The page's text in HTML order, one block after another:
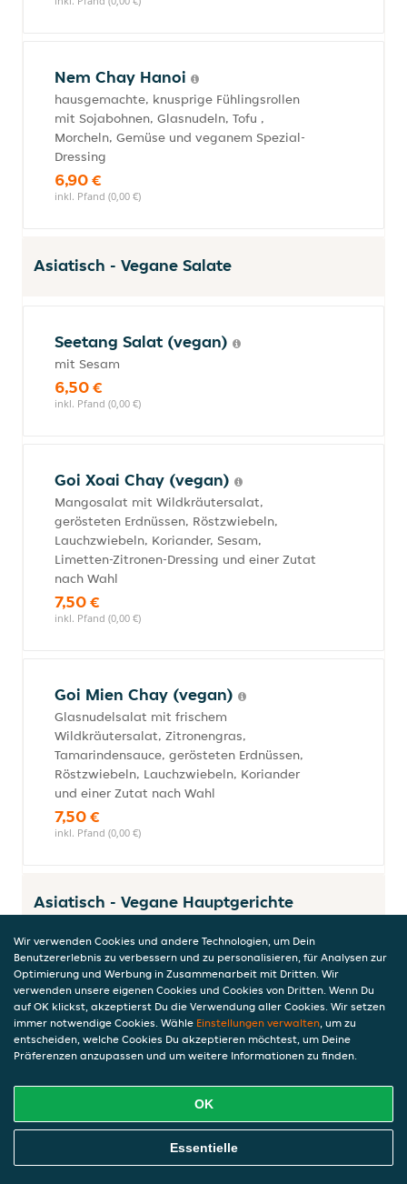
Nem Chay Hanoi
hausgemachte, knusprige Fühlingsrollen
mit Sojabohnen, Glasnudeln, Tofu ,
Morcheln, Gemüse und veganem Spezial-
Dressing
6,90 €
inkl. Pfand (0,00 €)
Asiatisch - Vegane Salate
Seetang Salat (vegan)
mit Sesam
6,50 €
inkl. Pfand (0,00 €)
Goi Xoai Chay (vegan)
Mangosalat mit Wildkräutersalat,
gerösteten Erdnüssen, Röstzwiebeln,
Lauchzwiebeln, Koriander, Sesam,
Limetten-Zitronen-Dressing und einer Zutat
nach Wahl
7,50 €
inkl. Pfand (0,00 €)
Goi Mien Chay (vegan)
Glasnudelsalat mit frischem
Wildkräutersalat, Zitronengras,
Tamarindensauce, gerösteten Erdnüssen,
Röstzwiebeln, Lauchzwiebeln, Koriander
und einer Zutat nach Wahl
7,50 €
inkl. Pfand (0,00 €)
Asiatisch - Vegane Hauptgerichte
Hausgemachtes Erdnuss-Curry
(vegan)
mit cremiger Erdnuss-Curry-
Kokosmilchsauce, grünem Gemüse und
einer Zutat nach Wahl, dazu Reis
14,90 €
Online Essen Bestellen
Wir verwenden Cookies und andere Technologien, um Dein
Benutzererlebnis zu verbessern und zu personalisieren, für Analysen zur
Optimierung und Werbung in Zusammenarbeit mit Dritten. Wir
verwenden unsere eigenen Cookies und Cookies von Dritten. Wenn Du
auf OK klickst, akzeptierst Du die Verwendung aller Cookies. Wir setzen
immer notwendige Cookies. Wähle Einstellungen verwalten, um zu
entscheiden, welche Cookies Du akzeptieren möchtest, um Deine
Präferenzen anzupassen und um weitere Informationen zu finden.
OK
Essentielle